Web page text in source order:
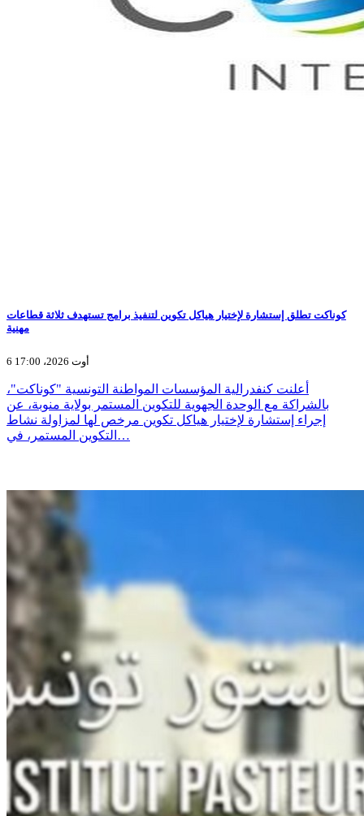
كوناكت تطلق إستشارة لإختيار هياكل تكوين لتنفيذ برامج تستهدف ثلاثة قطاعات
مهنية
6 أوت 2026، 17:00
أعلنت كنفدرالية المؤسسات المواطنة التونسية "كوناكت"،
بالشراكة مع الوحدة الجهوية للتكوين المستمر بولاية منوبة، عن
إجراء إستشارة لإختيار هياكل تكوين مرخص لها لمزاولة نشاط
التكوين المستمر، في…